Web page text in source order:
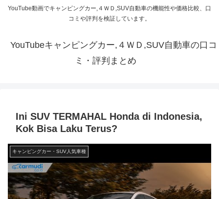
YouTube動画でキャンピングカー,４ＷＤ,SUV自動車の機能性や価格比較、口
コミや評判を検証しています。
YouTubeキャンピングカー,４ＷＤ,SUV自動車の口コ
ミ・評判まとめ
Ini SUV TERMAHAL Honda di Indonesia,
Kok Bisa Laku Terus?
キャンピングカー・SUV人気車種